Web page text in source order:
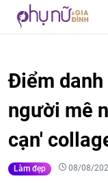
Điểm danh
người mê
cạn'
Làm đẹp 08/08/